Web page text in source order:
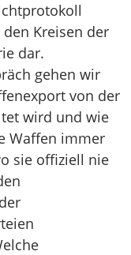
Kreisen der
dar.
gehen wir
von der
wird und wie
Waffen immer
sie offiziell nie